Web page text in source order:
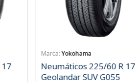
17
Yokohama
Neumáticos 225/60 R 17
Geolandar SUV G055